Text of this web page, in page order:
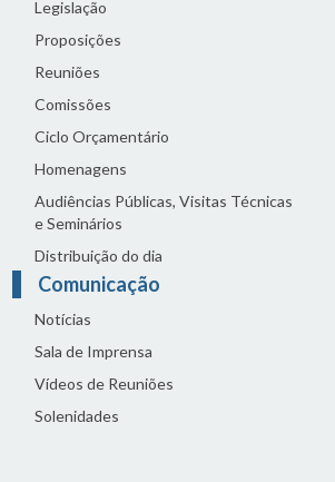
Legislação
Proposições
Reuniões
Comissões
Ciclo Orçamentário
Homenagens
Audiências Públicas, Visitas Técnicas
e Seminários
Distribuição do dia
Comunicação
Notícias
Sala de Imprensa
Vídeos de Reuniões
Solenidades